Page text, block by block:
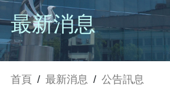
最新消息
首頁 / 最新消息 / 公告訊息